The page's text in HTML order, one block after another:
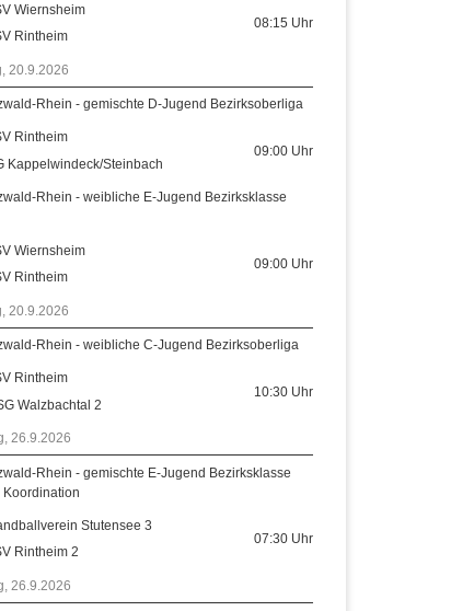
Wiernsheim
Rintheim
08:15 Uhr
20.9.2026
Rhein - gemischte D-Jugend Bezirksoberliga
Rintheim
Kappelwindeck/Steinbach
09:00 Uhr
Rhein - weibliche E-Jugend Bezirksklasse
Wiernsheim
Rintheim
09:00 Uhr
20.9.2026
Rhein - weibliche C-Jugend Bezirksoberliga
Rintheim
Walzbachtal 2
10:30 Uhr
26.9.2026
Rhein - gemischte E-Jugend Bezirksklasse
Koordination
Stutensee 3
Rintheim 2
07:30 Uhr
26.9.2026